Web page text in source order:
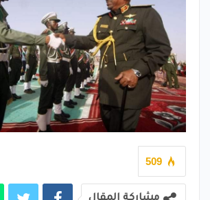
509